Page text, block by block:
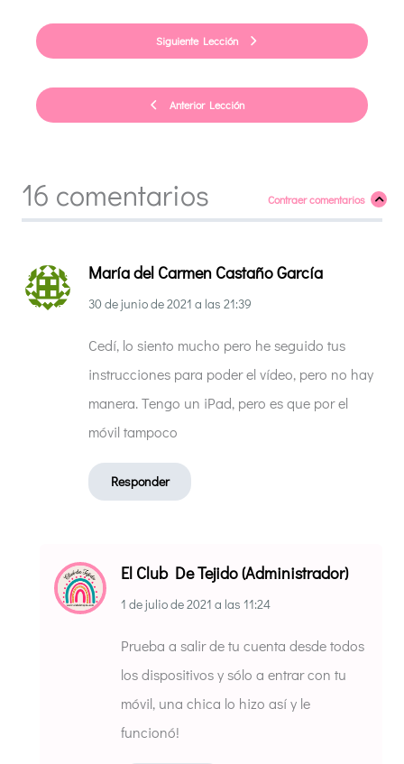
Anterior Lección
Siguiente Lección
16 comentarios Contraer comentarios
María del Carmen Castaño García
30 de junio de 2021 a las 21:39
Cedí, lo siento mucho pero he seguido tus
instrucciones para poder el vídeo, pero no hay
manera. Tengo un iPad, pero es que por el
móvil tampoco
Responder
El Club De Tejido (Administrador)
1 de julio de 2021 a las 11:24
Prueba a salir de tu cuenta desde todos
los dispositivos y sólo a entrar con tu
móvil, una chica lo hizo así y le
funcionó!